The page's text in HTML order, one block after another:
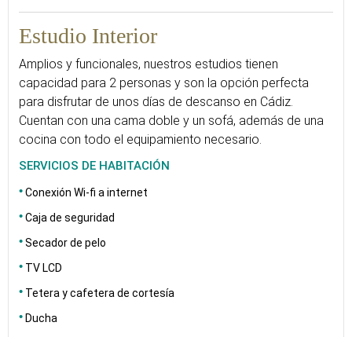
Estudio Interior
Amplios y funcionales, nuestros estudios tienen
capacidad para 2 personas y son la opción perfecta
para disfrutar de unos días de descanso en Cádiz.
Cuentan con una cama doble y un sofá, además de una
cocina con todo el equipamiento necesario.
SERVICIOS DE HABITACIÓN
Conexión Wi-fi a internet
Caja de seguridad
Secador de pelo
TV LCD
Tetera y cafetera de cortesía
Ducha